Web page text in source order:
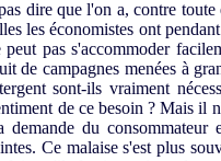
dire que l'on a, contre toute
les économistes ont
peut pas s'accommoder
de campagnes menées à
sont-ils vraiment
de ce besoin ? Mais il
demande du
Ce malaise s'est plus